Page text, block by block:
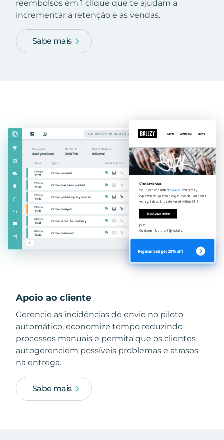
reembolsos em 1 clique que te ajudam a
incrementar a retenção e as vendas.
Sabe mais
Apoio ao cliente
Gerencie as incidências de envio no piloto
automático, economize tempo reduzindo
processos manuais e permita que os clientes
autogerenciem possíveis problemas e atrasos
na entrega.
Sabe mais